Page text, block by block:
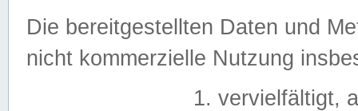
Die bereitgestellten Daten und
nicht kommerzielle Nutzung
vervielfältigt,